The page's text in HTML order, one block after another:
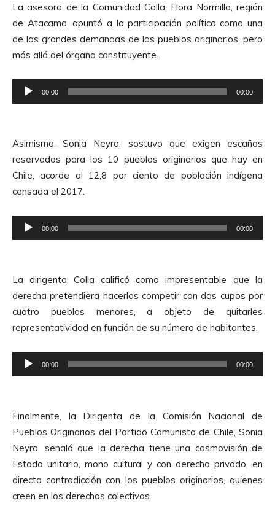
o
d
u
c
t
e
A
u
d
La asesora de la Comunidad Colla, Flora Normilla, región
de Atacama, apuntó a la participación política como una
de las grandes demandas de los pueblos originarios, pero
más allá del órgano constituyente.
e
o
d
u
c
t
e
A
u
d
00:00 00:00
Asimismo, Sonia Neyra, sostuvo que exigen escaños
reservados para los 10 pueblos originarios que hay en
Chile, acorde al 12,8 por ciento de población indígena
censada el 2017.
e
o
d
u
c
t
e
A
u
d
i
o
00:00 00:00
La dirigenta Colla calificó como impresentable que la
derecha pretendiera hacerlos competir con dos cupos por
cuatro pueblos menores, a objeto de quitarles
representatividad en función de su número de habitantes.
e
o
d
u
c
t
o
00:00 00:00
Finalmente, la Dirigenta de la Comisión Nacional de
Pueblos Originarios del Partido Comunista de Chile, Sonia
Neyra, señaló que la derecha tiene una cosmovisión de
Estado unitario, mono cultural y con derecho privado, en
directa contradicción con los pueblos originarios, quienes
creen en los derechos colectivos.